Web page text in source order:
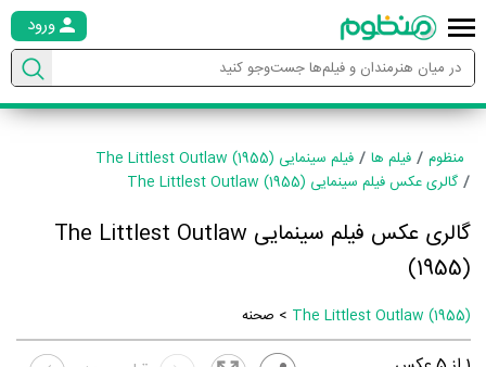
ورود
منظوم فیلم ها
فیلم سینمایی The Littlest Outlaw (1955)
گالری عکس فیلم سینمایی The Littlest Outlaw (1955)
گالری عکس فیلم سینمایی The Littlest Outlaw
(1955)
The Littlest Outlaw (1955) > صحنه